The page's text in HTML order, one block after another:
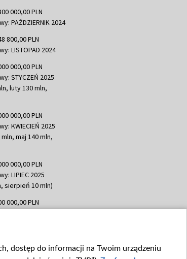
000,00 PLN
PAŹDZIERNIK 2024
800,00 PLN
LISTOPAD 2024
000,00 PLN
STYCZEŃ 2025
luty 130 mln,
000,00 PLN
KWIECIEŃ 2025
maj 140 mln,
000,00 PLN
LIPIEC 2025
sierpień 10 mln)
000,00 PLN
WRZESIEŃ 2025
dostęp do informacji na Twoim urządzeniu